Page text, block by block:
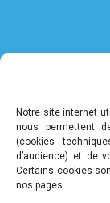
Notre site internet
nous permettent
(cookies
d’audience) et de
Certains cookies
nos pages.
Politique de